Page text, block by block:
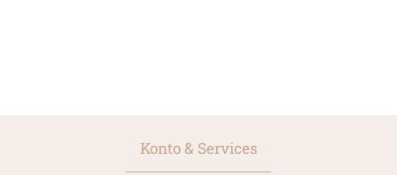
Konto & Services